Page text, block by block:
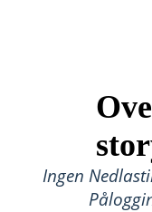
Ingen